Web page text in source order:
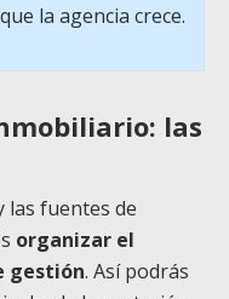
la agencia crece.
las
las fuentes de
organizar el
gestión. Así podrás